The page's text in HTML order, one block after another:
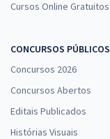
Cursos Online Gratuitos
CONCURSOS PÚBLICOS
Concursos 2026
Concursos Abertos
Editais Publicados
Histórias Visuais